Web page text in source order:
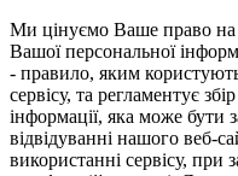
Ми цінуємо Ваше право на
Вашої персональної
- правило, яким
сервісу, та регламентує
інформації, яка може
відвідуванні нашого веб-
використанні сервісу, при